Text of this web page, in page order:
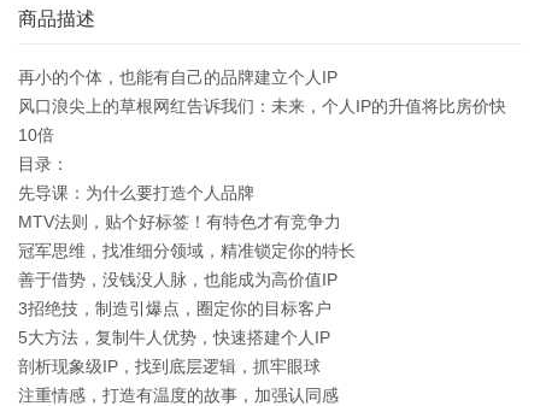
商品描述
再小的个体，也能有自己的品牌建立个人IP
风口浪尖上的草根网红告诉我们：未来，个人IP的升值将比房价快
10倍
目录：
先导课：为什么要打造个人品牌
MTV法则，贴个好标签！有特色才有竞争力
冠军思维，找准细分领域，精准锁定你的特长
善于借势，没钱没人脉，也能成为高价值IP
3招绝技，制造引爆点，圈定你的目标客户
5大方法，复制牛人优势，快速搭建个人IP
剖析现象级IP，找到底层逻辑，抓牢眼球
注重情感，打造有温度的故事，加强认同感